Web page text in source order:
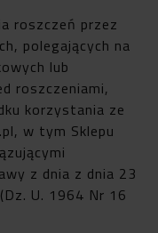
roszczeń przez
polegających na
lub
roszczeniami,
korzystania ze
w tym Sklepu
z dnia z dnia 23
U. 1964 Nr 16